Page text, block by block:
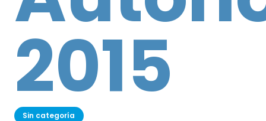
2015
Sin categoría